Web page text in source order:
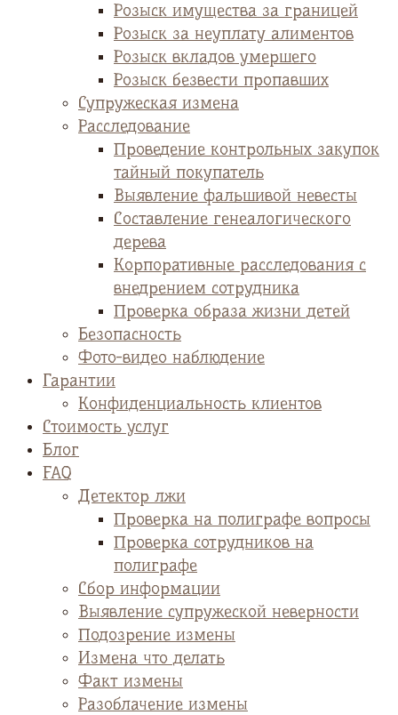
Розыск имущества за границей
Розыск за неуплату алиментов
Розыск вкладов умершего
Розыск безвести пропавших
Супружеская измена
Расследование
Проведение контрольных закупок
тайный покупатель
Выявление фальшивой невесты
Cоставление генеалогического
дерева
Корпоративные расследования с
внедрением сотрудника
Проверка образа жизни детей
Безопасность
Фото-видео наблюдение
Гарантии
Конфиденциальность клиентов
Стоимость услуг
Блог
FAQ
Детектор лжи
Проверка на полиграфе вопросы
Проверка сотрудников на
полиграфе
Сбор информации
Выявление супружеской неверности
Подозрение измены
Измена что делать
Факт измены
Разоблачение измены